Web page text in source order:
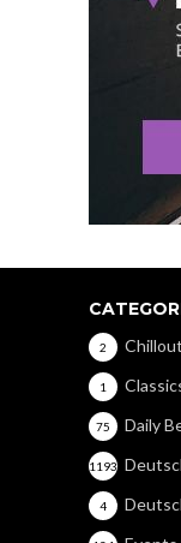
Chillout
2
1
Daily
75
1193
4